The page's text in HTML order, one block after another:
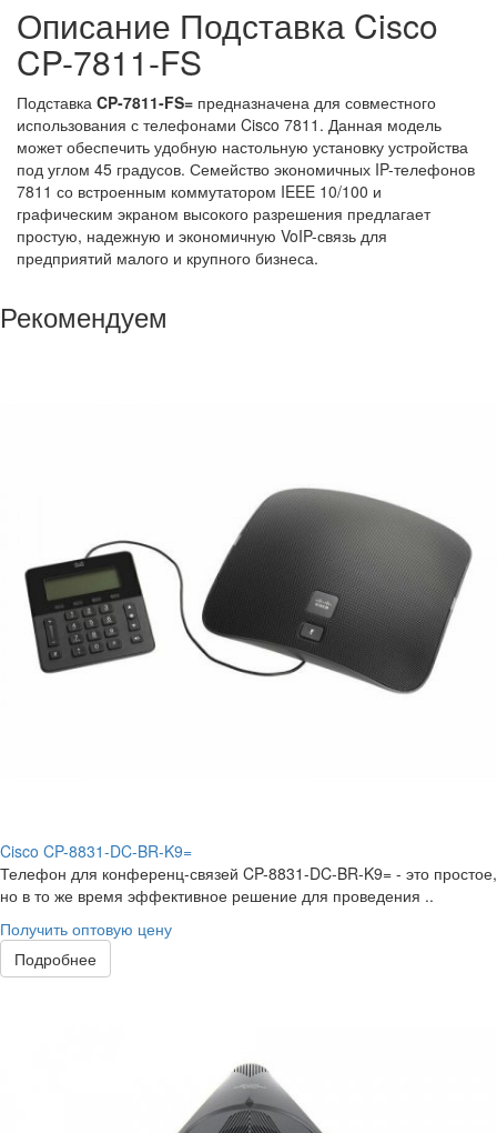
Описание Подставка Cisco
CP-7811-FS
Подставка CP-7811-FS= предназначена для совместного
использования с телефонами Cisco 7811. Данная модель
может обеспечить удобную настольную установку устройства
под углом 45 градусов. Семейство экономичных IP-телефонов
7811 со встроенным коммутатором IEEE 10/100 и
графическим экраном высокого разрешения предлагает
простую, надежную и экономичную VoIP-связь для
предприятий малого и крупного бизнеса.
Рекомендуем
Cisco CP-8831-DC-BR-K9=
Телефон для конференц-связей CP-8831-DC-BR-K9= - это простое,
но в то же время эффективное решение для проведения ..
Получить оптовую цену
Подробнее